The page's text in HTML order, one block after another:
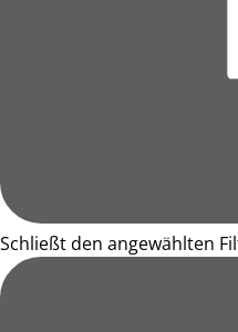
Schließt den angewählten